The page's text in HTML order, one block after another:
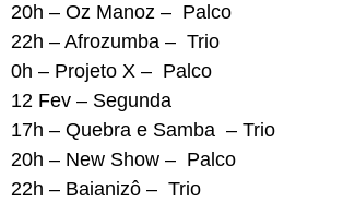
20h – Oz Manoz – Palco
22h – Afrozumba – Trio
0h – Projeto X – Palco
12 Fev – Segunda
17h – Quebra e Samba – Trio
20h – New Show – Palco
22h – Baianizô – Trio